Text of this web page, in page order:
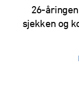
26-
sjekken og